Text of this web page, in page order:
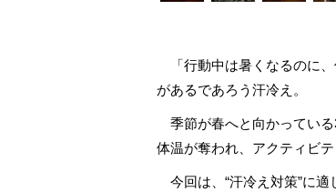
「行動中は暑くなるのに、
があるであろう汗冷え。
季節が春へと向かっている
体温が奪われ、アクティビテ
今回は、“汗冷え対策”に適